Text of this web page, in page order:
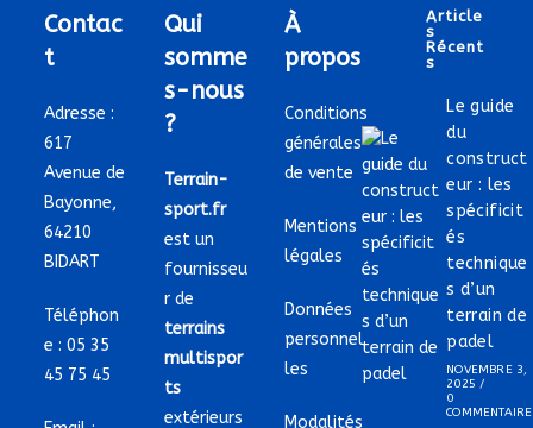
Contac
t
Adresse :
617
Avenue de
Bayonne,
64210
BIDART
Téléphon
e :05 35
45 75 45
Qui
somme
s-nous
?
Terrain-
sport.fr
est un
fournisseu
r de
terrains
multispor
ts
extérieurs
À
propos
Conditions
générales
de vente
Mentions
légales
Données
personnel
les
Modalités
Article
S
Récent
S
Le guide
du
construct
eur : les
spécificit
és
technique
s d’un
terrain de
padel
NOVEMBRE 3,
2025 /
0
COMMENTAIRE